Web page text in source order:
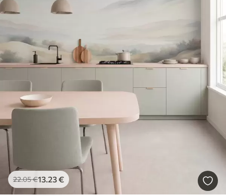
22.05€13.23€